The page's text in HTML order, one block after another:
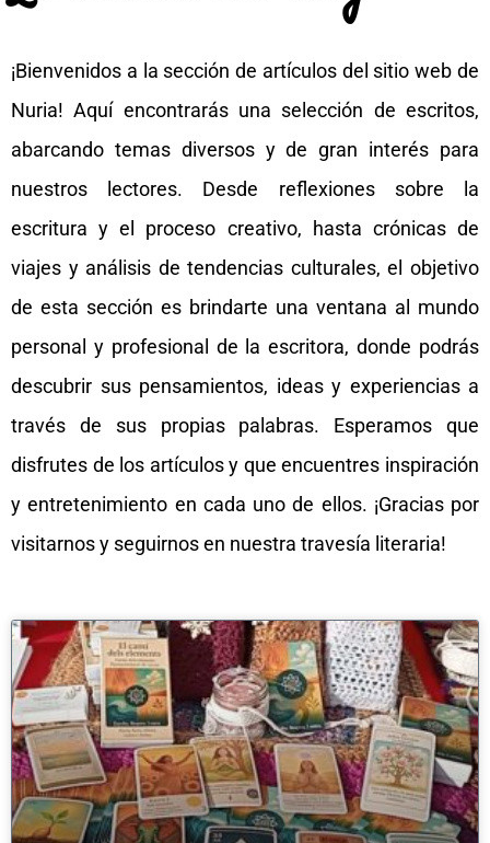
¡Bienvenidos a la sección de artículos del sitio web de
Nuria! Aquí encontrarás una selección de escritos,
abarcando temas diversos y de gran interés para
nuestros lectores. Desde reflexiones sobre la
escritura y el proceso creativo, hasta crónicas de
viajes y análisis de tendencias culturales, el objetivo
de esta sección es brindarte una ventana al mundo
personal y profesional de la escritora, donde podrás
descubrir sus pensamientos, ideas y experiencias a
través de sus propias palabras. Esperamos que
disfrutes de los artículos y que encuentres inspiración
y entretenimiento en cada uno de ellos. ¡Gracias por
visitarnos y seguirnos en nuestra travesía literaria!